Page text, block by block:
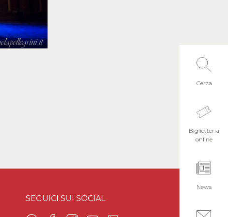
Cerca
Biglietteria
online
News
SEGUICI SUI SOCIAL